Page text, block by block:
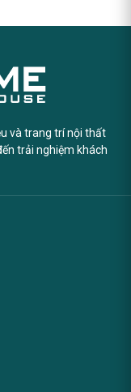
và trang trí nội thất
trải nghiệm khách